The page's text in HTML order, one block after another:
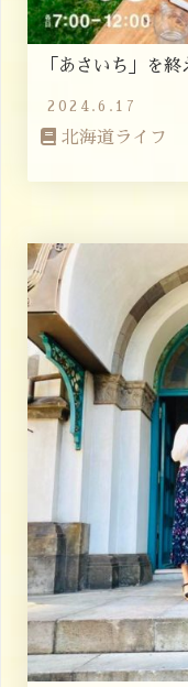
「あさいち」を
2024.6.17
北海道ライフ